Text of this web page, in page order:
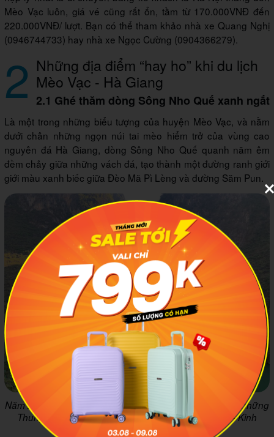
Mèo Vạc luôn, giá vé cũng rất ổn, tầm từ 170.000VNĐ đến
220.000VNĐ/ lượt. Bạn có thể tham khảo nhà xe Quang Nghị
(0946744733) hay nhà xe Ngọc Cường (0904366279).
2 Những địa điểm “hay ho” khi du lịch
Mèo Vạc - Hà Giang
2.1 Ghé thăm dòng Sông Nho Quế xanh ngắt
Là một trong những biểu tượng của huyện Mèo Vạc, và nằm
dưới chân những ngọn núi tai mèo hiểm trở của vùng cao
nguyên đá Hà Giang, dòng Sông Nho Quế quanh năm êm
đềm chảy giữa những vách đá, tạo thành một đường ranh giới
giới màu xanh biếc giữa Đèo Mã Pì Lèng và đường Săm Pun.
Năm 2009, sông Nho Quế được vinh danh là một trong những
Thung lũng Kiến tạo độc nhất vô nhị của Việt Nam - Kinh
nghiệm đi du lịch Mèo Vạc - Hà Giang